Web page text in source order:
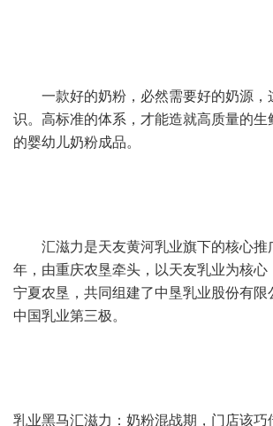
一款好的奶粉，必然需要好的奶源，
识。高标准的体系，才能造就高质量的生
的婴幼儿奶粉成品。
汇滋力是天友黄河乳业旗下的核心推
年，由重庆农垦牵头，以天友乳业为核心
宁夏农垦，共同组建了中垦乳业股份有限
中国乳业第三极。
乳业黑马汇滋力：奶粉混战期，门店该巧